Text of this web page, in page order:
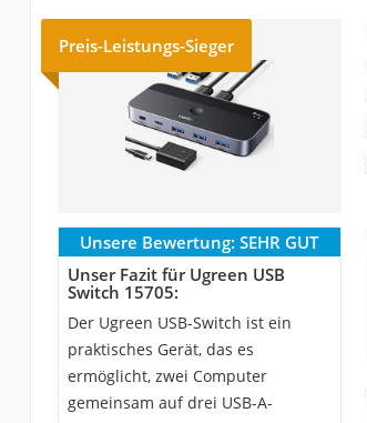
Preis-Leistungs-Sieger
Unsere Bewertung: SEHR GUT
Unser Fazit für Ugreen USB
Switch 15705:
Der Ugreen USB-Switch ist ein
praktisches Gerät, das es
ermöglicht, zwei Computer
gemeinsam auf drei USB-A-